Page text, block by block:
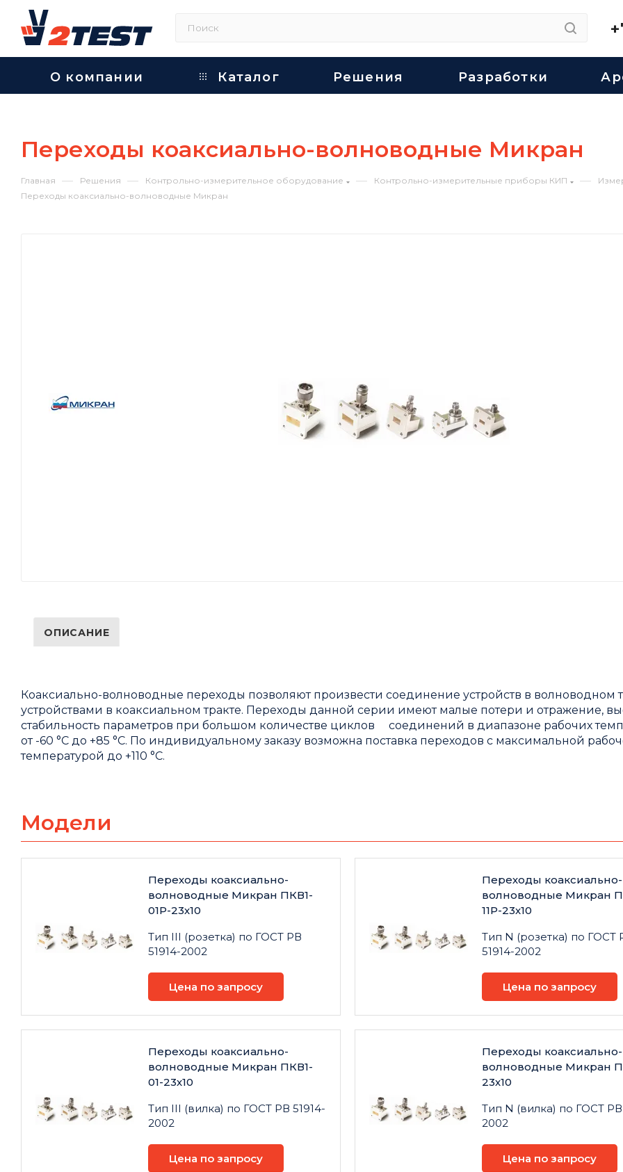
О компании Каталог Решения Разработки
Переходы коаксиально-волноводные Микран
Главная — Решения — Контрольно-измерительное оборудование — Контрольно-измерительные приборы КИП —
Переходы коаксиально-волноводные Микран
ОПИСАНИЕ
Коаксиально-волноводные переходы позволяют произвести соединение устройств в волноводном
устройствами в коаксиальном тракте. Переходы данной серии имеют малые потери и отражение,
стабильность параметров при большом количестве циклов соединений в диапазоне рабочих
от -60 °C до +85 °C. По индивидуальному заказу возможна поставка переходов с максимальной
температурой до +110 °C.
Модели
Переходы коаксиально-
волноводные Микран ПКВ1-
01Р-23х10
Тип III (розетка) по ГОСТ РВ
51914-2002
Цена по запросу
Переходы коаксиально-
волноводные Микран
11Р-23х10
Тип N (розетка) по ГОСТ
51914-2002
Цена по запросу
Переходы коаксиально-
волноводные Микран ПКВ1-
01-23х10
Тип III (вилка) по ГОСТ РВ 51914-
2002
Цена по запросу
Переходы коаксиально-
волноводные Микран
23х10
Тип N (вилка) по ГОСТ РВ
2002
Цена по запросу